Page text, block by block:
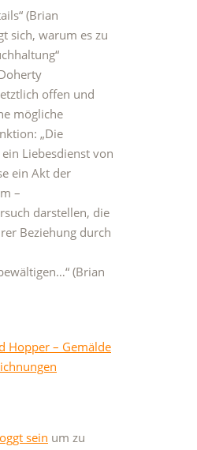
(Brian
sich, warum es zu
offen und
mögliche
„Die
Liebesdienst von
ein Akt der
–
darstellen, die
Beziehung durch
(Brian
Hopper – Gemälde
sein um zu